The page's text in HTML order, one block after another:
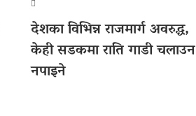
देशका विभिन्न राजमार्ग अवरुद्ध,
केही सडकमा राति गाडी चलाउन
नपाइने